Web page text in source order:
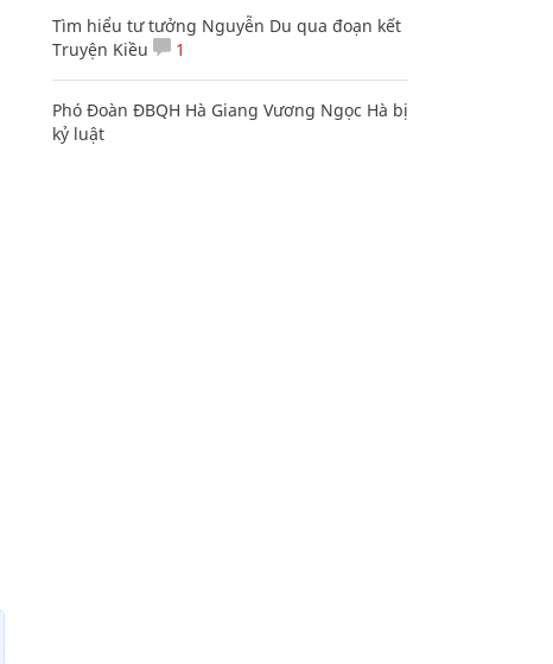
Tìm hiểu tư tưởng Nguyễn Du qua đoạn kết
Truyện Kiều
1
Phó Đoàn ĐBQH Hà Giang Vương Ngọc Hà bị
kỷ luật